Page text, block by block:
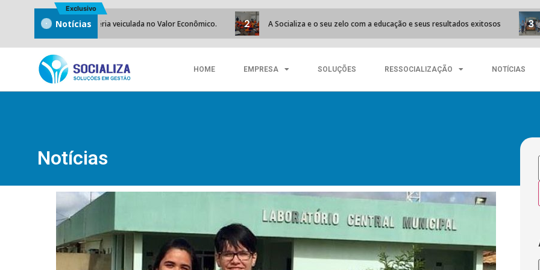
Exclusivo
Notícias
diz matéria veiculada no Valor Econômico. 2 A Socializa e o seu zelo com a educação e seus resultados exitosos 3
HOME EMPRESA SOLUÇÕES RESSOCIALIZAÇÃO NOTÍCIAS
Notícias